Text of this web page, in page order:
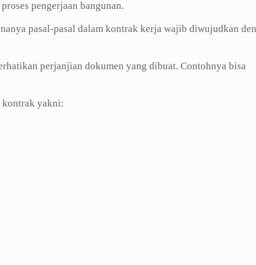
pengerjaan bangunan.
pasal-pasal dalam kontrak kerja wajib diwujudkan
perjanjian dokumen yang dibuat. Contohnya bisa
kontrak yakni: